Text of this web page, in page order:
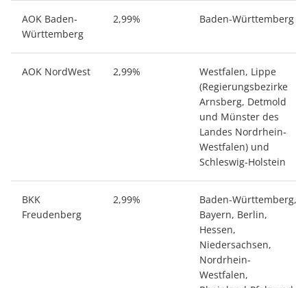
AOK Baden-
Württemberg
2,99% Baden-Württemberg
AOK NordWest 2,99%
Westfalen, Lippe
(Regierungsbezirke
Arnsberg, Detmold
und Münster des
Landes Nordrhein-
Westfalen) und
Schleswig-Holstein
BKK
Freudenberg
2,99%
Baden-Württemberg,
Bayern, Berlin,
Hessen,
Niedersachsen,
Nordrhein-
Westfalen,